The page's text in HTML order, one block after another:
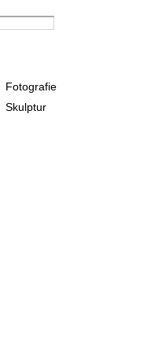
Fotografie
Skulptur